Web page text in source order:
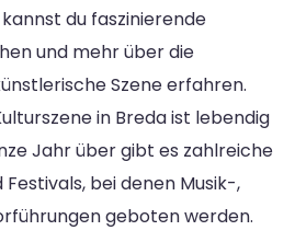
du faszinierende
und mehr über die
Szene erfahren.
in Breda ist lebendig
Jahr über gibt es zahlreiche
bei denen Musik-,
geboten werden.